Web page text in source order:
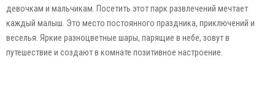
девочкам и мальчикам. Посетить этот парк развлечений мечтает
каждый малыш. Это место постоянного праздника, приключений и
веселья. Яркие разноцветные шары, парящие в небе, зовут в
путешествие и создают в комнате позитивное настроение.